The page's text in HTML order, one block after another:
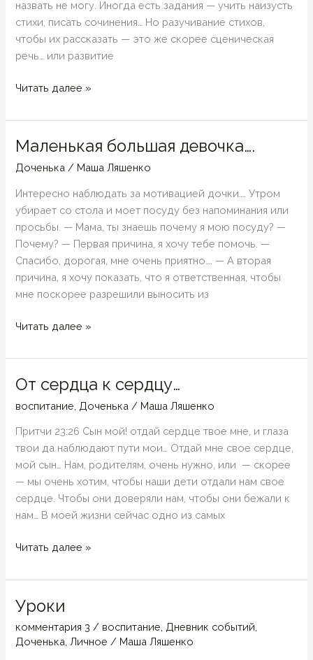
назвать не могу. Иногда есть задания — учить наизусть
стихи, писать сочинения… Но разучивание стихов,
чтобы их рассказать — это же скорее сценическая
речь… или развитие
Поэтика…
урок
литературы?
и
всякое
другое
Читать далее »
Маленькая большая девочка….
Доченька / Маша Ляшенко
Интересно наблюдать за мотивацией дочки…. Утром
убирает со стола и моет посуду без напоминания или
просьбы. — Мама, ты знаешь почему я мою посуду? —
Почему? — Первая причина, я хочу тебе помочь. —
Спасибо, дорогая, мне очень приятно…. — А вторая
причина, я хочу показать, что я ответственная, чтобы
мне поскорее разрешили выносить из
Маленькая
девочка….
Читать далее »
От сердца к сердцу…
воспитание Доченька / Маша Ляшенко
Притчи 23:26 Сын мой! отдай сердце твое мне, и глаза
твои да наблюдают пути мои… Отдай мне свое сердце,
мой сын… Нам, родителям, очень нужно, или — скорее
— мы очень хотим, чтобы наши дети отдали нам свое
сердце. Чтобы они доверяли нам, чтобы они бежали к
нам… В моей жизни сейчас одно из самых
От
к
Читать далее »
Уроки
комментария 3 / воспитание Дневник событий
Доченька Личное / Маша Ляшенко